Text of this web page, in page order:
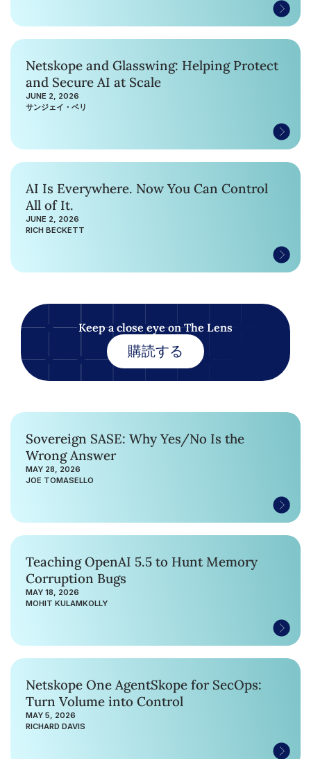
Netskope and Glasswing: Helping Protect
and Secure AI at Scale
JUNE 2, 2026
サンジェイ・ベリ
AI Is Everywhere. Now You Can Control
All of It.
JUNE 2, 2026
RICH BECKETT
Keep a close eye on The Lens
購読する
Sovereign SASE: Why Yes/No Is the
Wrong Answer
MAY 28, 2026
JOE TOMASELLO
Teaching OpenAI 5.5 to Hunt Memory
Corruption Bugs
MAY 18, 2026
MOHIT KULAMKOLLY
Netskope One AgentSkope for SecOps:
Turn Volume into Control
MAY 5, 2026
RICHARD DAVIS